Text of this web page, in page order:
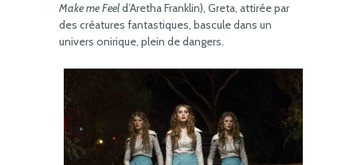
Make me Feeld’Aretha Franklin), Greta, attirée par
des créatures fantastiques, bascule dans un
univers onirique, plein de dangers.